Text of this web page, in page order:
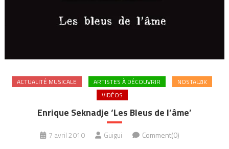
ACTUALITÉ MUSICALE ARTISTES À DÉCOUVRIR
NOSTALZIK
VIDÉOS
Enrique Seknadje ‘Les Bleus de l’âme’
7 avril 2010 Guigui Comment(0)